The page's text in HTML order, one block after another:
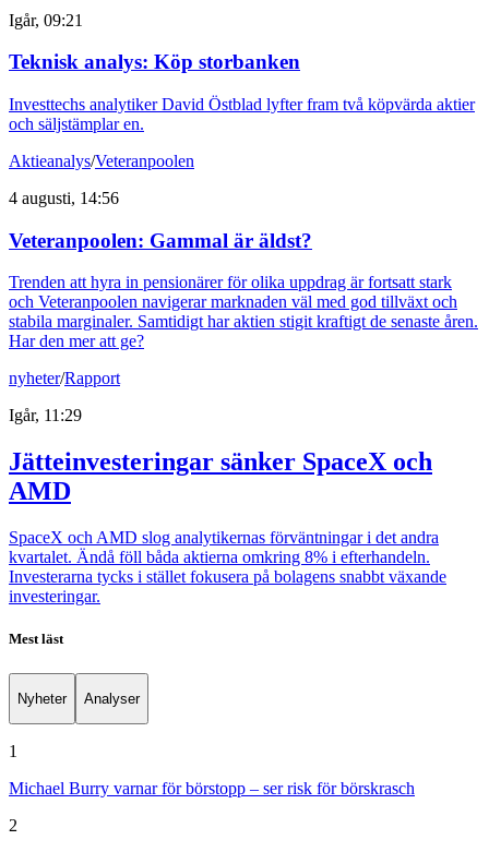
Igår, 09:21
Teknisk analys: Köp storbanken
Investtechs analytiker David Östblad lyfter fram två köpvärda aktier
och säljstämplar en.
Aktieanalys/Veteranpoolen
4 augusti, 14:56
Veteranpoolen: Gammal är äldst?
Trenden att hyra in pensionärer för olika uppdrag är fortsatt stark
och Veteranpoolen navigerar marknaden väl med god tillväxt och
stabila marginaler. Samtidigt har aktien stigit kraftigt de senaste åren.
Har den mer att ge?
nyheter/Rapport
Igår, 11:29
Jätteinvesteringar sänker SpaceX och
AMD
SpaceX och AMD slog analytikernas förväntningar i det andra
kvartalet. Ändå föll båda aktierna omkring 8% i efterhandeln.
Investerarna tycks i stället fokusera på bolagens snabbt växande
investeringar.
Mest läst
Nyheter Analyser
1
Michael Burry varnar för börstopp – ser risk för börskrasch
2